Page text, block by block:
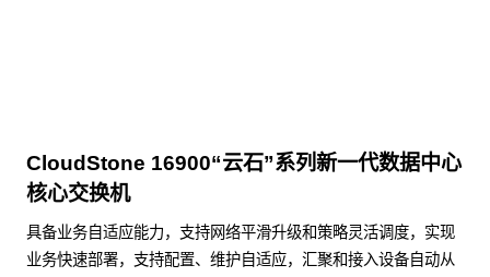
CloudStone 16900“云石”系列新一代数据中心
核心交换机
具备业务自适应能力，支持网络平滑升级和策略灵活调度，实现
业务快速部署，支持配置、维护自适应，汇聚和接入设备自动从